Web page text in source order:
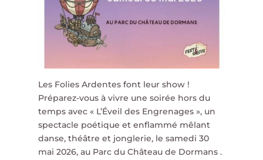
Les Folies Ardentes font leur show !
Préparez-vous à vivre une soirée hors du
temps avec « L’Éveil des Engrenages », un
spectacle poétique et enflammé mêlant
danse, théâtre et jonglerie, le samedi 30
mai 2026, au Parc du Château de Dormans .